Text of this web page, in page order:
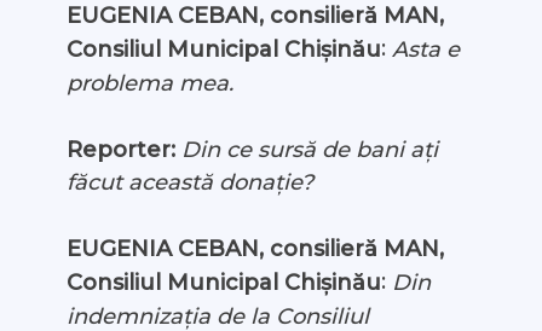
EUGENIA CEBAN, consilieră MAN,
Consiliul Municipal Chișinău: Asta e
problema mea.
Reporter: Din ce sursă de bani ați
făcut această donație?
EUGENIA CEBAN, consilieră MAN,
Consiliul Municipal Chișinău: Din
indemnizația de la Consiliul